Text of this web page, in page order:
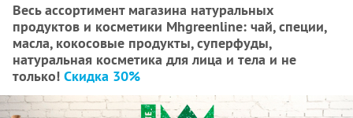
Весь ассортимент магазина натуральных
продуктов и косметики Mhgreenline: чай, специи,
масла, кокосовые продукты, суперфуды,
натуральная косметика для лица и тела и не
только! Скидка 30%